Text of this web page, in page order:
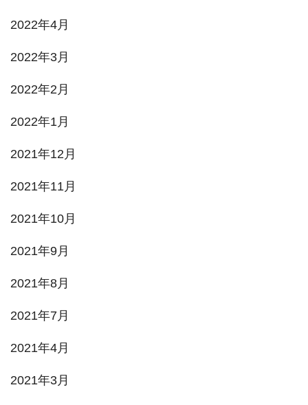
2022年4月
2022年3月
2022年2月
2022年1月
2021年12月
2021年11月
2021年10月
2021年9月
2021年8月
2021年7月
2021年4月
2021年3月